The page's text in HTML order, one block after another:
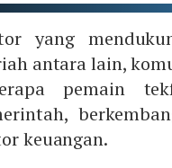
yang
antara lain,
pemain
keuangan.